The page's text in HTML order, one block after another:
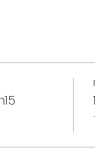
pour
vous retrouver.